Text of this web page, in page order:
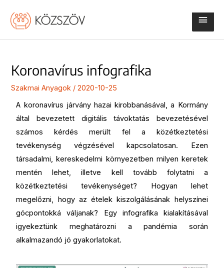
Main
Koronavírus infografika
Szakmai Anyagok /2020-10-25
A koronavírus járvány hazai kirobbanásával, a Kormány
által bevezetett digitális távoktatás bevezetésével
számos kérdés merült fel a közétkeztetési
tevékenység végzésével kapcsolatosan. Ezen
társadalmi, kereskedelmi környezetben milyen keretek
mentén lehet, illetve kell tovább folytatni a
közétkeztetési tevékenységet? Hogyan lehet
megelőzni, hogy az ételek kiszolgálásának helyszínei
gócpontokká váljanak? Egy infografika kialakításával
igyekeztünk meghatározni a pandémia során
alkalmazandó jó gyakorlatokat.